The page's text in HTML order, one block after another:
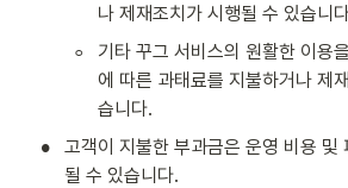
나 제재조치가 시행될 수 있습니
◦
기타 꾸그 서비스의 원활한 이용
에 따른 과태료를 지불하거나 제
습니다.
•
고객이 지불한 부과금은 운영 비용 및
될 수 있습니다.